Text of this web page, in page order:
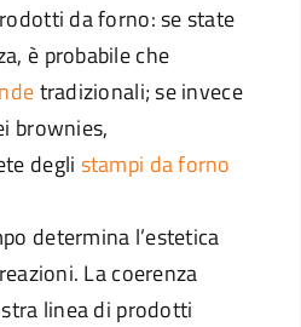
da forno: se state
è probabile che
tradizionali; se invece
brownies,
degli stampi da forno
determina l’estetica
La coerenza
linea di prodotti